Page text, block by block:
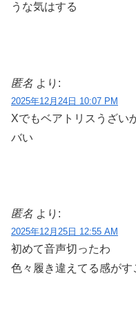
うな気はする
匿名 より:
2025年12月24日 10:07 PM
Xでもベアトリスうざい
バい
匿名 より:
2025年12月25日 12:55 AM
初めて音声切ったわ
色々履き違えてる感がす